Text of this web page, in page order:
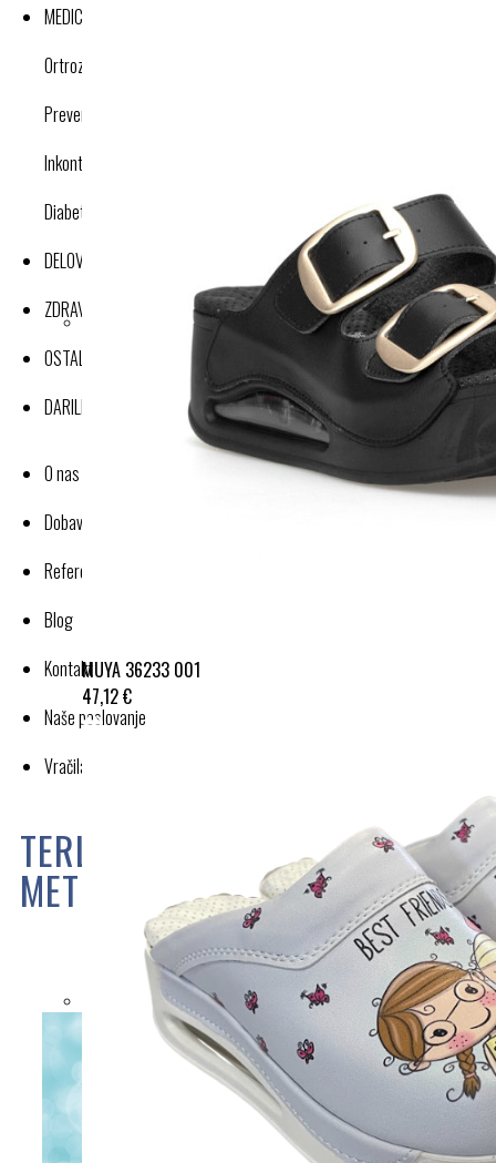
MUYA 36233 001
47,12 €
MEDICINSKI IZDELKI
Ortroze in opornice
Preventivne kompresijske nogavice
Inkontinenca
Diabetes
DELOVNA OBLAČILA
ZDRAVJE IN DOBRO POČUTJE
OSTALI IZDELKI
DARILNI BONI
O nas
Dobavitelji-proizvajalci
Reference
Blog
Kontakt
Naše poslovanje
Vračila in reklamacije
TERLIK SABO ČRNO VIJOLIČNI
METULJI MASSAGE ST1120
54,90 € TABELA VELIKOST